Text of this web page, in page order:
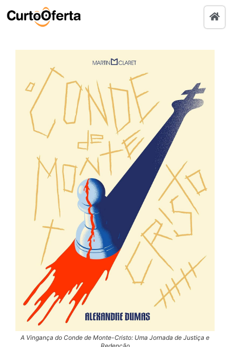
A Vingança do Conde de Monte-Cristo: Uma Jornada de Justiça e